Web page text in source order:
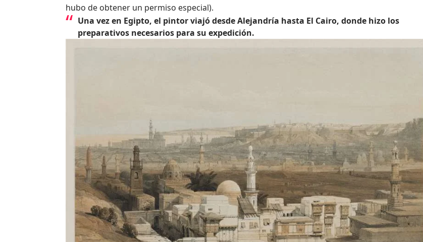
hubo de obtener un permiso especial).
Una vez en Egipto, el pintor viajó desde Alejandría hasta El Cairo, donde hizo los
preparativos necesarios para su expedición.